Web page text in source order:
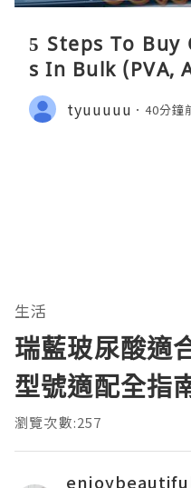
5 Steps To Buy
s In Bulk (PVA,
tyuuuuu 40分鐘
生活
瑞藍玻尿酸適
型號適配全指
瀏覽次數:257